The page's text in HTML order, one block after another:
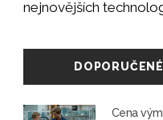
nejnovějších
Cena